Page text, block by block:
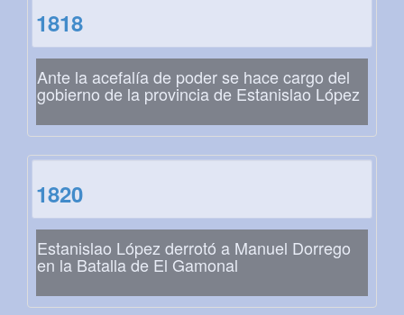
1818
Ante la acefalía de poder se hace cargo del
gobierno de la provincia de Estanislao López
1820
Estanislao López derrotó a Manuel Dorrego
en la Batalla de El Gamonal